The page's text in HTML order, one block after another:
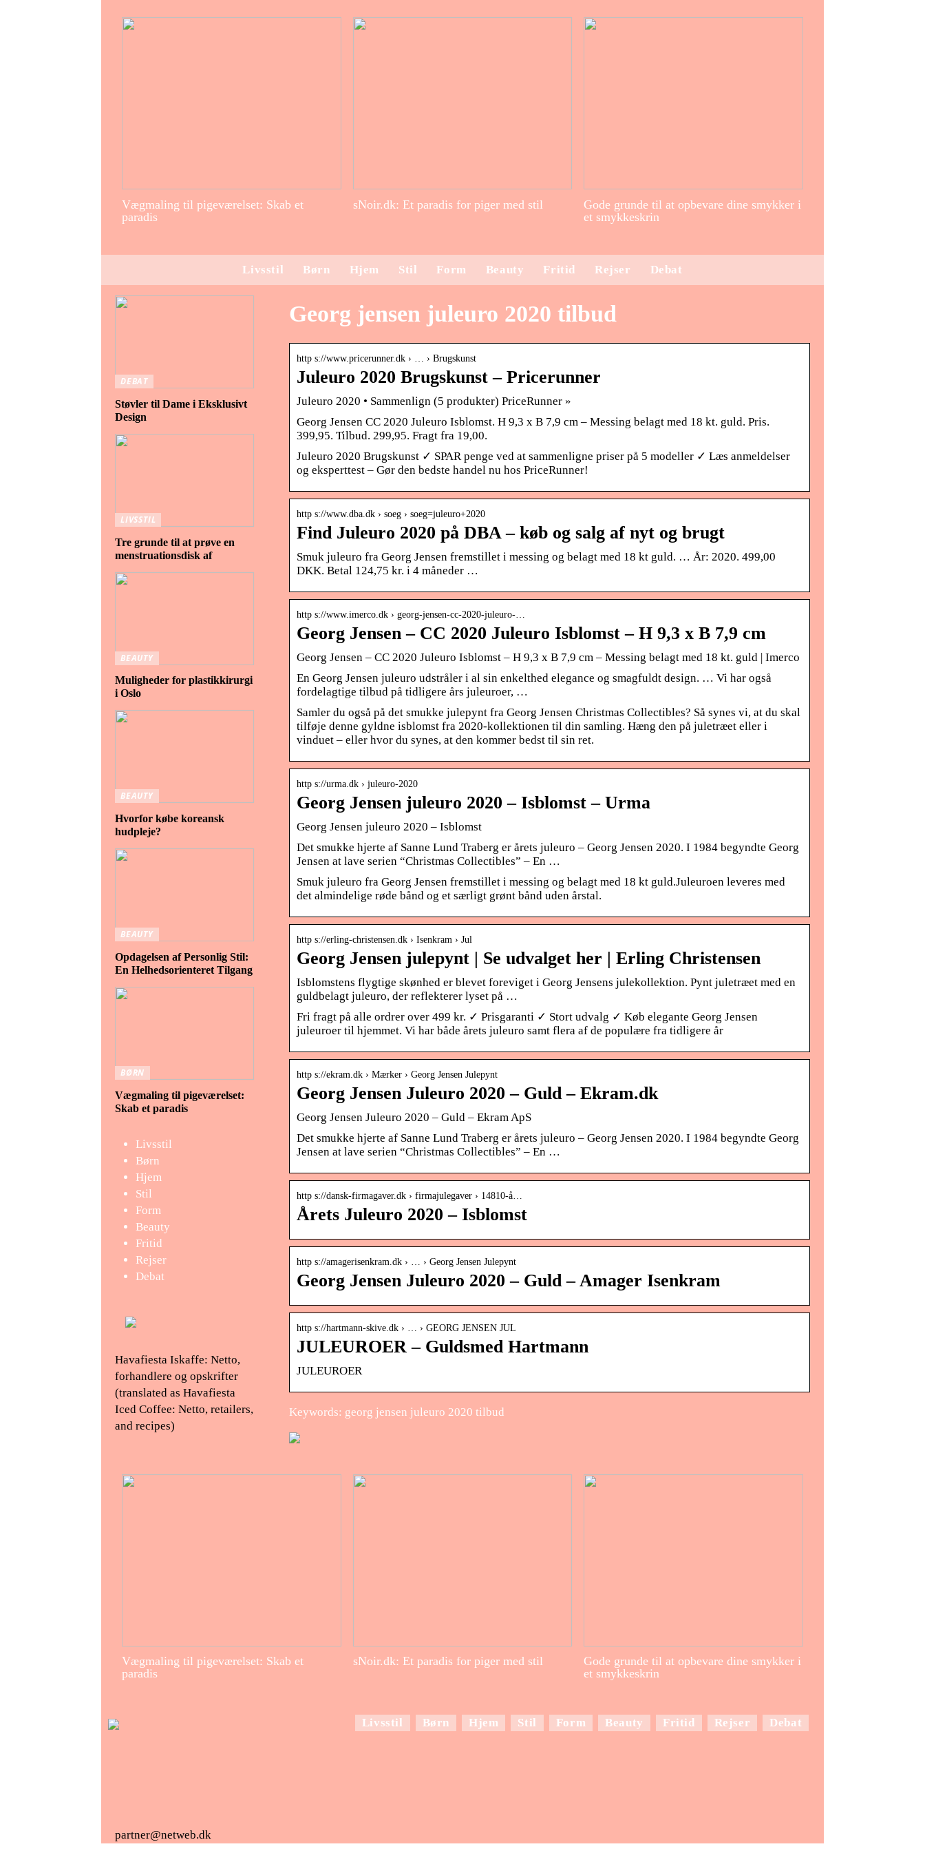
Vægmaling til pigeværelset: Skab et
paradis
sNoir.dk: Et paradis for piger med stil
Gode grunde til at opbevare dine smykker i
et smykkeskrin
Livsstil Børn Hjem Stil Form Beauty Fritid Rejser Debat
Georg jensen juleuro 2020 tilbud
http s://www.pricerunner.dk › … › Brugskunst
Juleuro 2020 Brugskunst – Pricerunner
Juleuro 2020 • Sammenlign (5 produkter) PriceRunner »
Georg Jensen CC 2020 Juleuro Isblomst. H 9,3 x B 7,9 cm – Messing belagt med 18 kt. guld. Pris.
399,95. Tilbud. 299,95. Fragt fra 19,00.
Juleuro 2020 Brugskunst ✓ SPAR penge ved at sammenligne priser på 5 modeller ✓ Læs anmeldelser
og eksperttest – Gør den bedste handel nu hos PriceRunner!
http s://www.dba.dk › soeg › soeg=juleuro+2020
Find Juleuro 2020 på DBA – køb og salg af nyt og brugt
Smuk juleuro fra Georg Jensen fremstillet i messing og belagt med 18 kt guld. … År: 2020. 499,00
DKK. Betal 124,75 kr. i 4 måneder …
http s://www.imerco.dk › georg-jensen-cc-2020-juleuro-…
Georg Jensen – CC 2020 Juleuro Isblomst – H 9,3 x B 7,9 cm
Georg Jensen – CC 2020 Juleuro Isblomst – H 9,3 x B 7,9 cm – Messing belagt med 18 kt. guld | Imerco
En Georg Jensen juleuro udstråler i al sin enkelthed elegance og smagfuldt design. … Vi har også
fordelagtige tilbud på tidligere års juleuroer, …
Samler du også på det smukke julepynt fra Georg Jensen Christmas Collectibles? Så synes vi, at du skal
tilføje denne gyldne isblomst fra 2020-kollektionen til din samling. Hæng den på juletræet eller i
vinduet – eller hvor du synes, at den kommer bedst til sin ret.
http s://urma.dk › juleuro-2020
Georg Jensen juleuro 2020 – Isblomst – Urma
Georg Jensen juleuro 2020 – Isblomst
Det smukke hjerte af Sanne Lund Traberg er årets juleuro – Georg Jensen 2020. I 1984 begyndte Georg
Jensen at lave serien “Christmas Collectibles” – En …
Smuk juleuro fra Georg Jensen fremstillet i messing og belagt med 18 kt guld.Juleuroen leveres med
det almindelige røde bånd og et særligt grønt bånd uden årstal.
http s://erling-christensen.dk › Isenkram › Jul
Georg Jensen julepynt | Se udvalget her | Erling Christensen
Isblomstens flygtige skønhed er blevet foreviget i Georg Jensens julekollektion. Pynt juletræet med en
guldbelagt juleuro, der reflekterer lyset på …
Fri fragt på alle ordrer over 499 kr. ✓ Prisgaranti ✓ Stort udvalg ✓ Køb elegante Georg Jensen
juleuroer til hjemmet. Vi har både årets juleuro samt flera af de populære fra tidligere år
http s://ekram.dk › Mærker › Georg Jensen Julepynt
Georg Jensen Juleuro 2020 – Guld – Ekram.dk
Georg Jensen Juleuro 2020 – Guld – Ekram ApS
Det smukke hjerte af Sanne Lund Traberg er årets juleuro – Georg Jensen 2020. I 1984 begyndte Georg
Jensen at lave serien “Christmas Collectibles” – En …
http s://dansk-firmagaver.dk › firmajulegaver › 14810-å…
Årets Juleuro 2020 – Isblomst
http s://amagerisenkram.dk › … › Georg Jensen Julepynt
Georg Jensen Juleuro 2020 – Guld – Amager Isenkram
http s://hartmann-skive.dk › … › GEORG JENSEN JUL
JULEUROER – Guldsmed Hartmann
JULEUROER
Keywords: georg jensen juleuro 2020 tilbud
DEBAT
Støvler til Dame i Eksklusivt
Design
LIVSSTIL
Tre grunde til at prøve en
menstruationsdisk af
BEAUTY
Muligheder for plastikkirurgi
i Oslo
BEAUTY
Hvorfor købe koreansk
hudpleje?
BEAUTY
Opdagelsen af Personlig Stil:
En Helhedsorienteret Tilgang
BØRN
Vægmaling til pigeværelset:
Skab et paradis
Livsstil
Børn
Hjem
Stil
Form
Beauty
Fritid
Rejser
Debat
Havafiesta Iskaffe: Netto,
forhandlere og opskrifter
(translated as Havafiesta
Iced Coffee: Netto, retailers,
and recipes)
Vægmaling til pigeværelset: Skab et
paradis
sNoir.dk: Et paradis for piger med stil
Gode grunde til at opbevare dine smykker i
et smykkeskrin
Livsstil Børn Hjem Stil Form Beauty Fritid Rejser Debat
partner@netweb.dk